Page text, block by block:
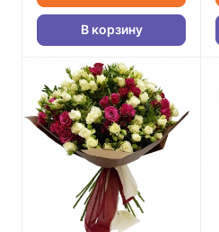
В корзину